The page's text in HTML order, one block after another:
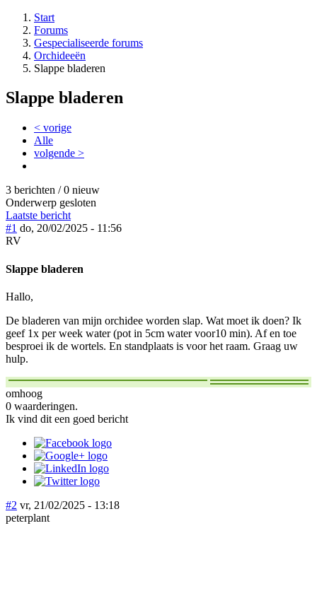
Start
Forums
Gespecialiseerde forums
Orchideeën
Slappe bladeren
Slappe bladeren
< vorige
Alle
volgende >
3 berichten / 0 nieuw
Onderwerp gesloten
Laatste bericht
#1 do, 20/02/2025 - 11:56
RV
Slappe bladeren
Hallo,
De bladeren van mijn orchidee worden slap. Wat moet ik doen? Ik
geef 1x per week water (pot in 5cm water voor10 min). Af en toe
besproei ik de wortels. En standplaats is voor het raam. Graag uw
hulp.
omhoog
0 waarderingen.
Ik vind dit een goed bericht
#2 vr, 21/02/2025 - 13:18
peterplant